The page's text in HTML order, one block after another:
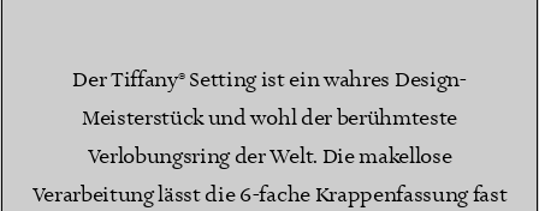
Der Tiffany® Setting ist ein wahres Design-
Meisterstück und wohl der berühmteste
Verlobungsring der Welt. Die makellose
Verarbeitung lässt die 6-fache Krappenfassung fast